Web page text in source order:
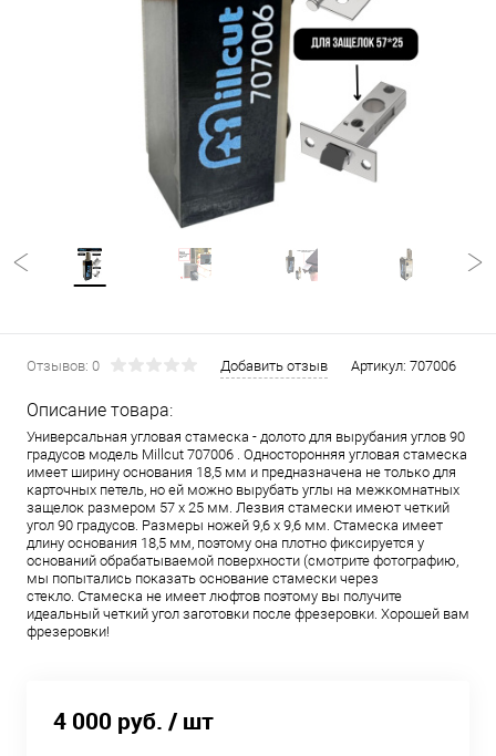
Отзывов: 0 Добавить отзыв Артикул: 707006
Описание товара:
Универсальная угловая стамеска - долото для вырубания углов 90
градусов модель Millcut 707006 . Односторонняя угловая стамеска
имеет ширину основания 18,5 мм и предназначена не только для
карточных петель, но ей можно вырубать углы на межкомнатных
защелок размером 57 х 25 мм. Лезвия стамески имеют четкий
угол 90 градусов. Размеры ножей 9,6 х 9,6 мм. Стамеска имеет
длину основания 18,5 мм, поэтому она плотно фиксируется у
оснований обрабатываемой поверхности (смотрите фотографию,
мы попытались показать основание стамески через
стекло. Стамеска не имеет люфтов поэтому вы получите
идеальный четкий угол заготовки после фрезеровки. Хорошей вам
фрезеровки!
4 000 руб. / шт